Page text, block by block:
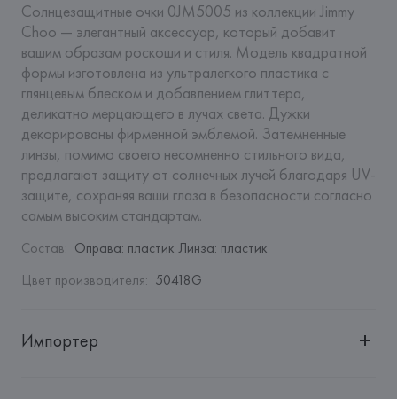
Солнцезащитные очки 0JM5005 из коллекции Jimmy
Choo — элегантный аксессуар, который добавит
вашим образам роскоши и стиля. Модель квадратной
формы изготовлена из ультралегкого пластика с
глянцевым блеском и добавлением глиттера,
деликатно мерцающего в лучах света. Дужки
декорированы фирменной эмблемой. Затемненные
линзы, помимо своего несомненно стильного вида,
предлагают защиту от солнечных лучей благодаря UV-
защите, сохраняя ваши глаза в безопасности согласно
самым высоким стандартам.
Состав: Оправа: пластик Линза: пластик
Цвет производителя: 50418G
Импортер